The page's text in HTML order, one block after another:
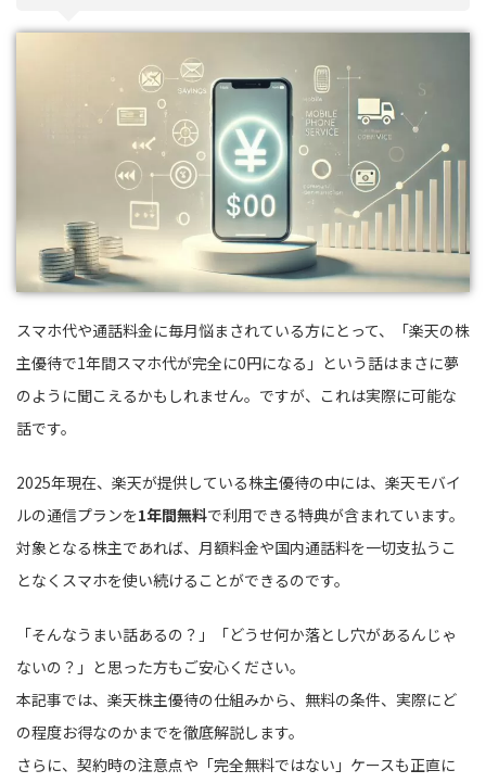
スマホ代や通話料金に毎月悩まされている方にとって、「楽天の株
主優待で1年間スマホ代が完全に0円になる」という話はまさに夢
のように聞こえるかもしれません。ですが、これは実際に可能な
話です。
2025年現在、楽天が提供している株主優待の中には、楽天モバイ
ルの通信プランを1年間無料で利用できる特典が含まれています。
対象となる株主であれば、月額料金や国内通話料を一切支払うこ
となくスマホを使い続けることができるのです。
「そんなうまい話あるの？」「どうせ何か落とし穴があるんじゃ
ないの？」と思った方もご安心ください。
本記事では、楽天株主優待の仕組みから、無料の条件、実際にど
の程度お得なのかまでを徹底解説します。
さらに、契約時の注意点や「完全無料ではない」ケースも正直に